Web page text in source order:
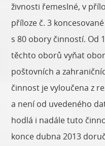
živnosti řemeslné, v
příloze č. 3
s 80 obory činností. Od
těchto oborů vyňat
poštovních a
činnost je vyloučena z
a není od uvedeného
hodlá i nadále tuto
konce dubna 2013